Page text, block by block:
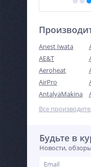
Anest Iwata
AE&T
Aeroheat
AirPro
AntalyaMakina
Все
Будьте в
Новости,